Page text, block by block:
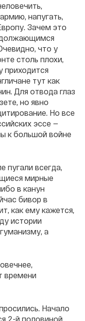
напугать,
Зачем это
что у
столь плохи,
приходится
тут как
Для отвода глаз
но явно
Но все
эссе —
к большой войне
пугали всегда,
мирные
в канун
бивор в
как ему кажется,
истории
а
времени
Начало
2-й половиной